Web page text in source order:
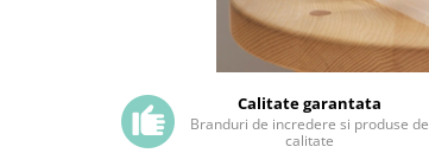
Calitate garantata
Branduri de incredere si produse de
calitate